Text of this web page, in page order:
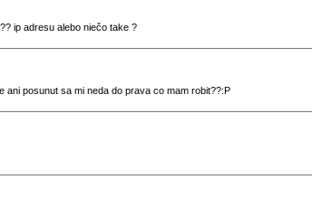
ip adresu alebo niečo take ?
posunut sa mi neda do prava co mam robit??:P